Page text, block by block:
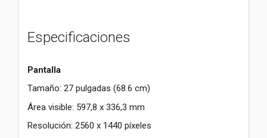
Especificaciones
Pantalla
Tamaño: 27 pulgadas (68.6 cm)
Área visible: 597,8 x 336,3 mm
Resolución: 2560 x 1440 píxeles